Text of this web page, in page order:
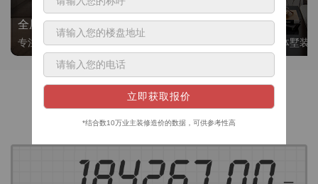
全屋整装
专注整装24年，高标准，选美迪 十年后仍爱我家
别墅大平层
高端私人定制，整体墅装
获取装修预算